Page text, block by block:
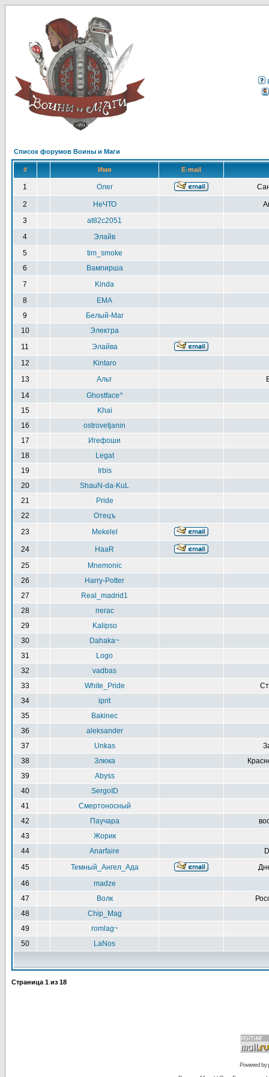
Список форумов Воины и Маги
# Имя E-mail
1 Олег
2 НеЧТО
3
at82c2051
4
Элайв
5
tim_smoke
6
Вампирша
7
Kinda
8
EMA
9
Белый-Маг
10
Электра
11
Элайва
12
Kintaro
13
Альт
14
Ghostface^
15
Khai
16
ostrovetjanin
17
Игефоши
18
Legat
19
Irbis
20
ShauN-da-KuL
21
Pride
22
Отецъ
23
Mekelel
24
HaaR
25
Mnemonic
26
Harry-Potter
27
Real_madrid1
28
пегас
29
Kalipso
30
Dahaka~
31
Logo
32
vadbas
33
White_Pride
34
iprit
35
Bakinec
36
aleksander
37
Unkas
38
Злюка
39
Abyss
40
SergoID
41
Смертоносный
42
Паучара
43
Жорик
44
Anarfaire
45
Темный_Ангел_Ада
46
madze
47
Волк
48
Chip_Mag
49
romlag~
50
LaNos
Страница 1 из 18
Powered by